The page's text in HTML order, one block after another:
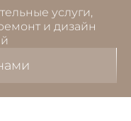
услуги,
и дизайн